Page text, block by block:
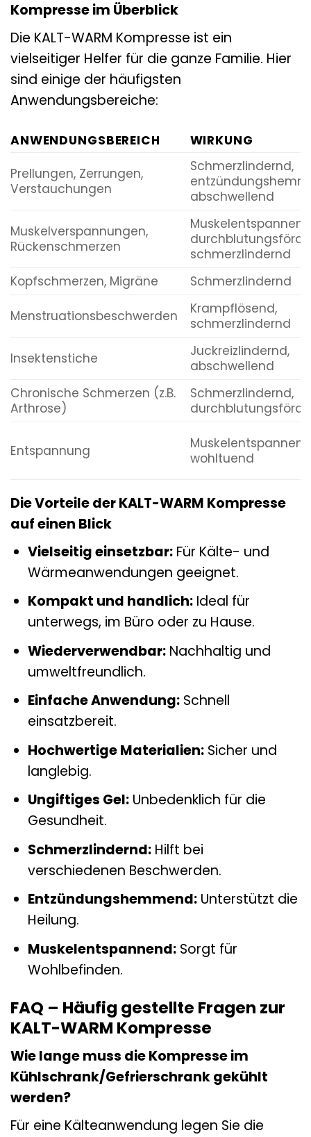
Kompresse im Überblick
Die KALT-WARM Kompresse ist ein
vielseitiger Helfer für die ganze Familie. Hier
sind einige der häufigsten
Anwendungsbereiche:
ANWENDUNGSBEREICH
WIRKUNG
Prellungen, Zerrungen,
Verstauchungen
Schmerzlindernd,
abschwellend
Muskelverspannungen,
Rückenschmerzen
schmerzlindernd
Kopfschmerzen, Migräne
Schmerzlindernd
Menstruationsbeschwerden
Krampflösend,
schmerzlindernd
Insektenstiche
Juckreizlindernd,
abschwellend
Chronische Schmerzen (z.B.
Arthrose)
Schmerzlindernd,
Entspannung
wohltuend
Die Vorteile der KALT-WARM Kompresse
auf einen Blick
Vielseitig einsetzbar:Für Kälte- und
Wärmeanwendungen geeignet.
Kompakt und handlich:Ideal für
unterwegs, im Büro oder zu Hause.
Wiederverwendbar:Nachhaltig und
umweltfreundlich.
Einfache Anwendung:Schnell
einsatzbereit.
Hochwertige Materialien:Sicher und
langlebig.
Ungiftiges Gel:Unbedenklich für die
Gesundheit.
Schmerzlindernd:Hilft bei
verschiedenen Beschwerden.
Entzündungshemmend:Unterstützt die
Heilung.
Muskelentspannend:Sorgt für
Wohlbefinden.
FAQ – Häufig gestellte Fragen zur
KALT-WARM Kompresse
Wie lange muss die Kompresse im
Kühlschrank/Gefrierschrank gekühlt
werden?
Für eine Kälteanwendung legen Sie die